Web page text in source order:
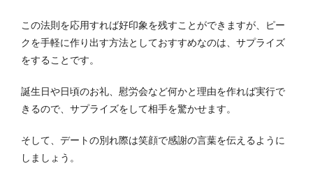
この法則を応用すれば好印象を残すことができますが、ピー
クを手軽に作り出す方法としておすすめなのは、サプライズ
をすることです。
誕生日や日頃のお礼、慰労会など何かと理由を作れば実行で
きるので、サプライズをして相手を驚かせます。
そして、デートの別れ際は笑顔で感謝の言葉を伝えるように
しましょう。